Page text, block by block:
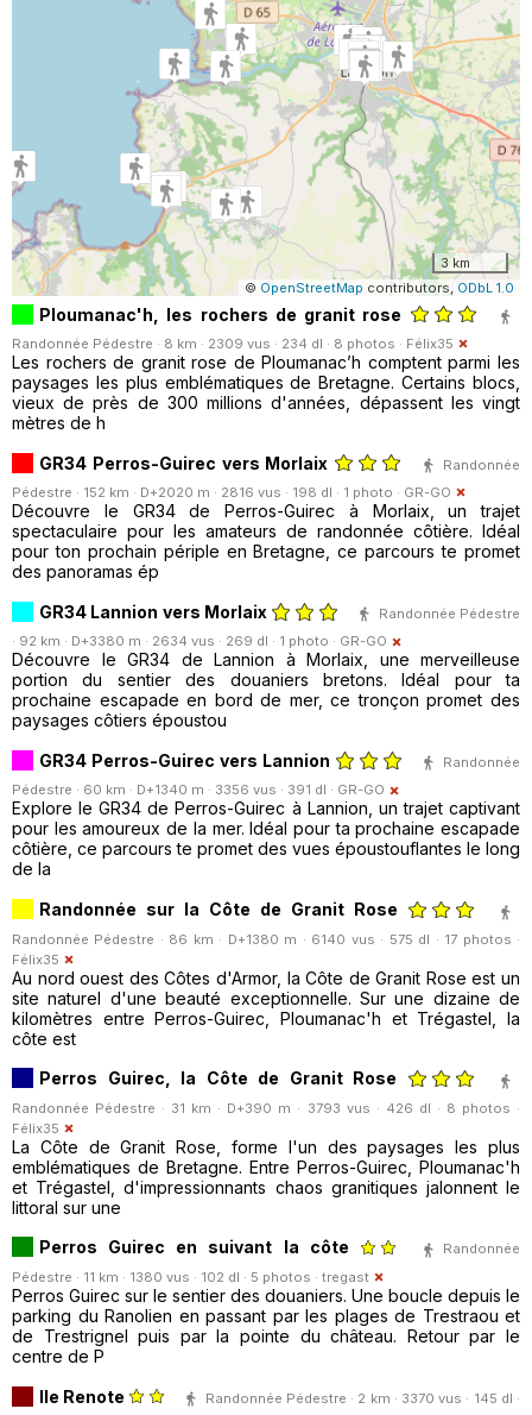
3 km
© OpenStreetMap contributors, ODbL 1.0
Ploumanac'h, les rochers de granit rose
Randonnée Pédestre · 8 km · 2309 vus · 234 dl · 8 photos · Félix35
Les rochers de granit rose de Ploumanac’h comptent parmi les
paysages les plus emblématiques de Bretagne. Certains blocs,
vieux de près de 300 millions d'années, dépassent les vingt
mètres de h
GR34 Perros-Guirec vers Morlaix
Randonnée
Pédestre · 152 km · D+2020 m · 2816 vus · 198 dl · 1 photo · GR-GO
Découvre le GR34 de Perros-Guirec à Morlaix, un trajet
spectaculaire pour les amateurs de randonnée côtière. Idéal
pour ton prochain périple en Bretagne, ce parcours te promet
des panoramas ép
GR34 Lannion vers Morlaix
Randonnée Pédestre
· 92 km · D+3380 m · 2634 vus · 269 dl · 1 photo · GR-GO
Découvre le GR34 de Lannion à Morlaix, une merveilleuse
portion du sentier des douaniers bretons. Idéal pour ta
prochaine escapade en bord de mer, ce tronçon promet des
paysages côtiers époustou
GR34 Perros-Guirec vers Lannion
Randonnée
Pédestre · 60 km · D+1340 m · 3356 vus · 391 dl · GR-GO
Explore le GR34 de Perros-Guirec à Lannion, un trajet captivant
pour les amoureux de la mer. Idéal pour ta prochaine escapade
côtière, ce parcours te promet des vues époustouflantes le long
de la
Randonnée sur la Côte de Granit Rose
Randonnée Pédestre · 86 km · D+1380 m · 6140 vus · 575 dl · 17 photos ·
Félix35
Au nord ouest des Côtes d'Armor, la Côte de Granit Rose est un
site naturel d'une beauté exceptionnelle. Sur une dizaine de
kilomètres entre Perros-Guirec, Ploumanac'h et Trégastel, la
côte est
Perros Guirec, la Côte de Granit Rose
Randonnée Pédestre · 31 km · D+390 m · 3793 vus · 426 dl · 8 photos ·
Félix35
La Côte de Granit Rose, forme l'un des paysages les plus
emblématiques de Bretagne. Entre Perros-Guirec, Ploumanac'h
et Trégastel, d'impressionnants chaos granitiques jalonnent le
littoral sur une
Perros Guirec en suivant la côte
Randonnée
Pédestre · 11 km · 1380 vus · 102 dl · 5 photos · tregast
Perros Guirec sur le sentier des douaniers. Une boucle depuis le
parking du Ranolien en passant par les plages de Trestraou et
de Trestrignel puis par la pointe du château. Retour par le
centre de P
Ile Renote
Randonnée Pédestre · 2 km · 3370 vus · 145 dl ·